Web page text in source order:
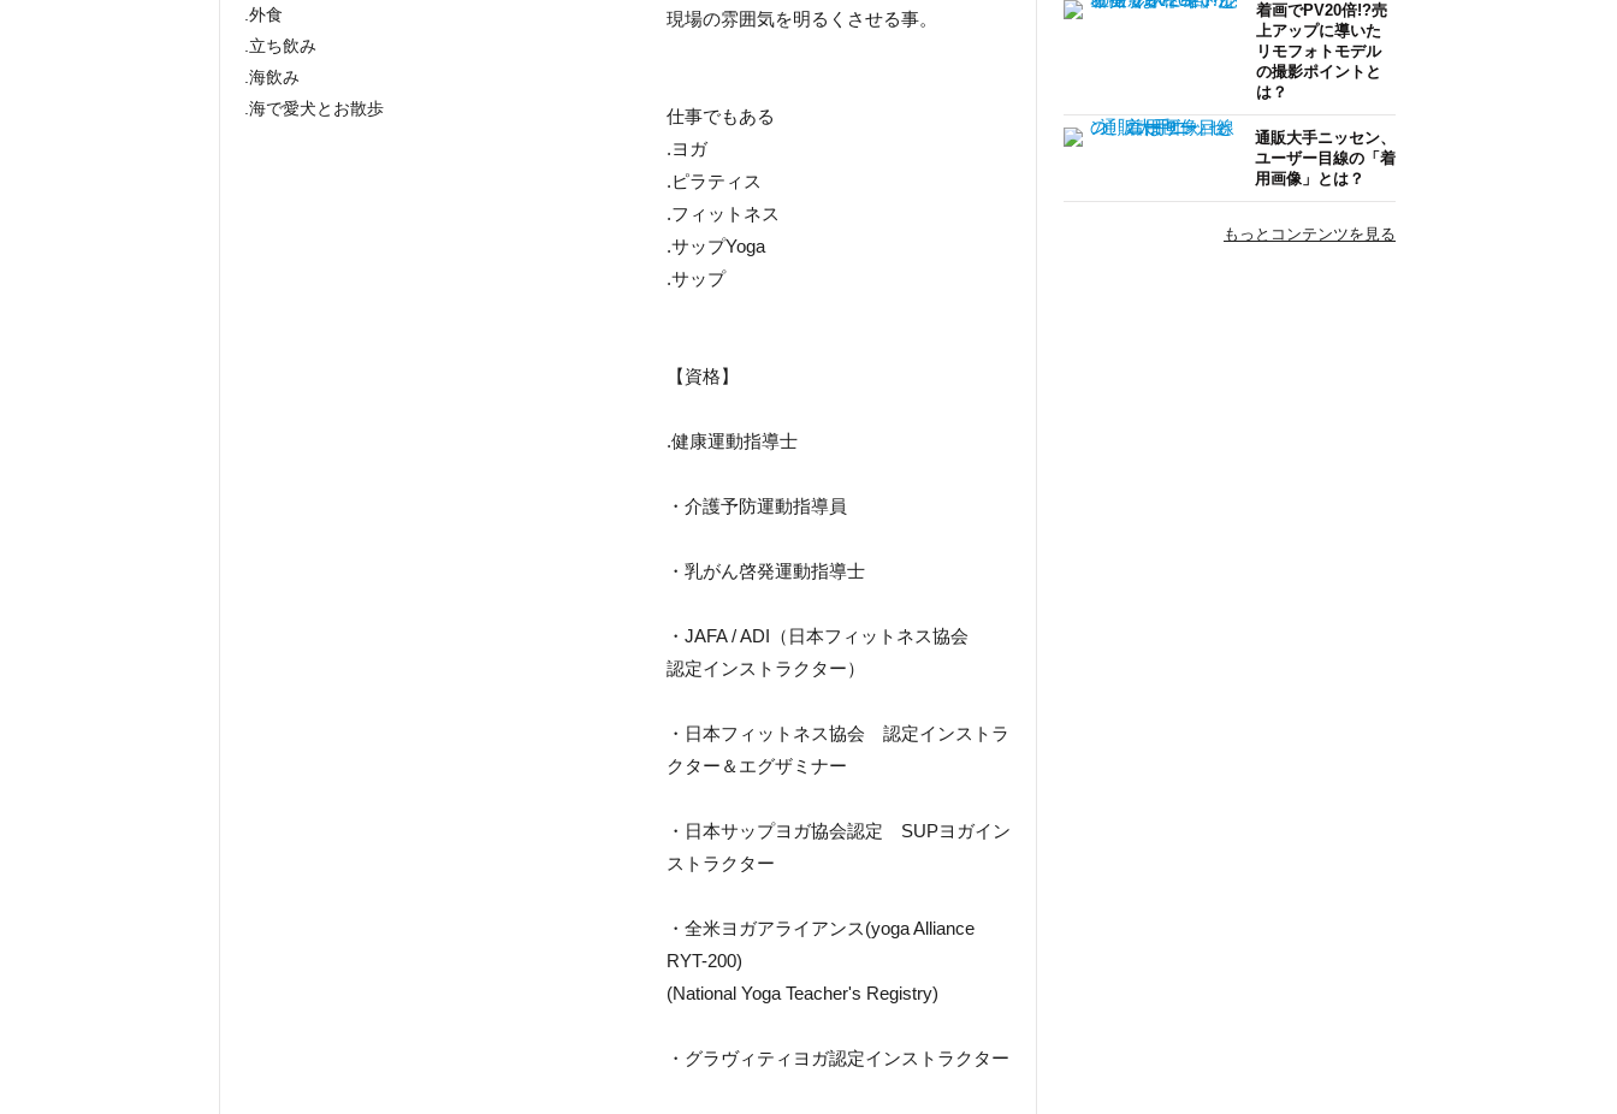
.外食
.立ち飲み
.海飲み
.海で愛犬とお散歩
現場の雰囲気を明るくさせる事。
仕事でもある
.ヨガ
.ピラティス
.フィットネス
.サップYoga
.サップ
【資格】
.健康運動指導士
・介護予防運動指導員
・乳がん啓発運動指導士
・JAFA / ADI（日本フィットネス協会
認定インストラクター）
・日本フィットネス協会 認定インストラ
クター＆エグザミナー
・日本サップヨガ協会認定 SUPヨガイン
ストラクター
・全米ヨガアライアンス(yoga Alliance
RYT-200)
(National Yoga Teacher's Registry)
・グラヴィティヨガ認定インストラクター
着画でPV20倍!?売
上アップに導いた
リモフォトモデル
の撮影ポイントと
は？
通販大手ニッセン、
ユーザー目線の「着
用画像」とは？
もっとコンテンツを見る